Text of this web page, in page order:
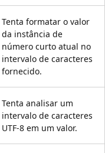
Tenta formatar o valor
da instância de
número curto atual no
intervalo de caracteres
fornecido.
Tenta analisar um
intervalo de caracteres
UTF-8 em um valor.